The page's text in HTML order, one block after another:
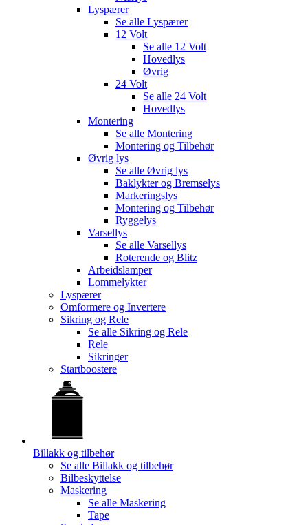
Lyspærer
Se alle Lyspærer
12 Volt
Se alle 12 Volt
Hovedlys
Øvrig
24 Volt
Se alle 24 Volt
Hovedlys
Montering
Se alle Montering
Montering og Tilbehør
Øvrig lys
Se alle Øvrig lys
Baklykter og Bremselys
Markeringslys
Montering og Tilbehør
Ryggelys
Varsellys
Se alle Varsellys
Roterende og Blitz
Arbeidslamper
Lommelykter
Lyspærer
Omformere og Invertere
Sikring og Rele
Se alle Sikring og Rele
Rele
Sikringer
Startboostere
Billakk og tilbehør
Se alle Billakk og tilbehør
Bilbeskyttelse
Maskering
Se alle Maskering
Tape